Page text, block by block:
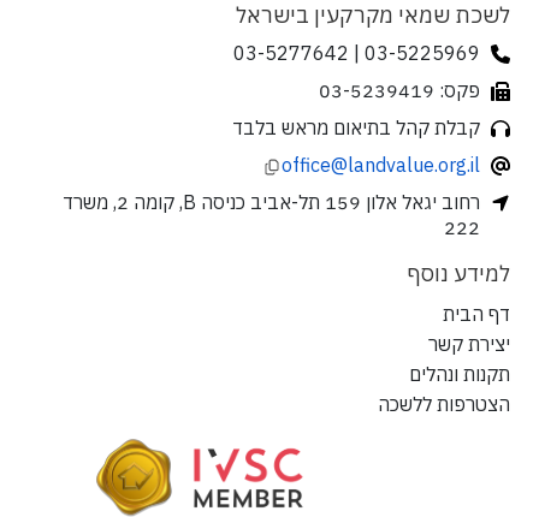
לשכת שמאי מקרקעין בישראל
03-5225969 | 03-5277642
פקס: 03-5239419
קבלת קהל בתיאום מראש בלבד
office@landvalue.org.il
רחוב יגאל אלון 159 תל-אביב כניסה B, קומה 2, משרד
222
למידע נוסף
דף הבית
יצירת קשר
תקנות ונהלים
הצטרפות ללשכה